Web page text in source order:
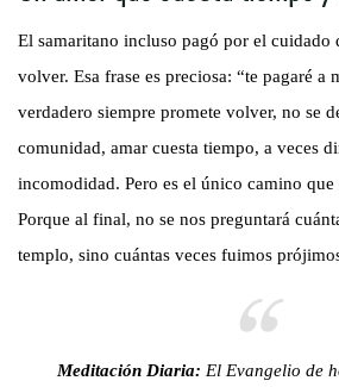
El samaritano incluso pagó por el cuidado
volver. Esa frase es preciosa: “te pagaré a
verdadero siempre promete volver, no se
comunidad, amar cuesta tiempo, a veces
incomodidad. Pero es el único camino que
Porque al final, no se nos preguntará
templo, sino cuántas veces fuimos
Meditación Diaria: El Evangelio de